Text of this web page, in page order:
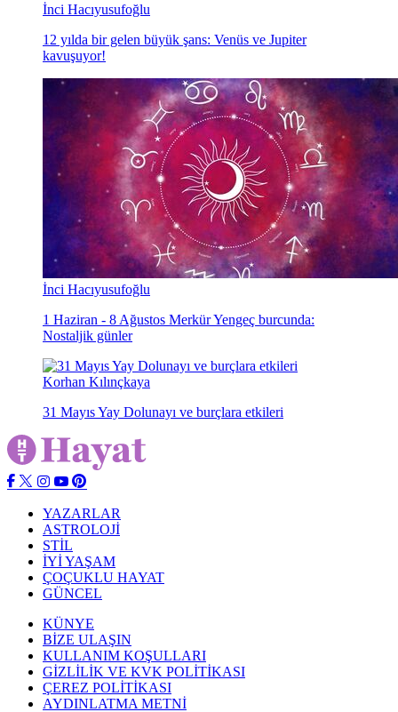
İnci Hacıyusufoğlu
12 yılda bir gelen büyük şans: Venüs ve Jupiter
kavuşuyor!
İnci Hacıyusufoğlu
1 Haziran - 8 Ağustos Merkür Yengeç burcunda:
Nostaljik günler
Korhan Kılınçkaya
31 Mayıs Yay Dolunayı ve burçlara etkileri
YAZARLAR
ASTROLOJİ
STİL
İYİ YAŞAM
ÇOÇUKLU HAYAT
GÜNCEL
KÜNYE
BİZE ULAŞIN
KULLANIM KOŞULLARI
GİZLİLİK VE KVK POLİTİKASI
ÇEREZ POLİTİKASI
AYDINLATMA METNİ